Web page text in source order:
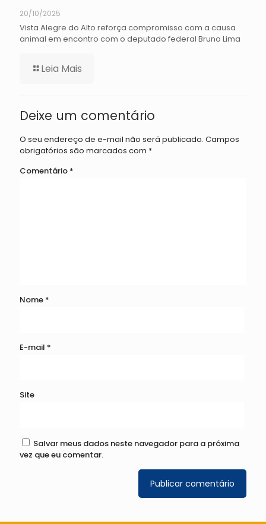
20/10/2025
Vista Alegre do Alto reforça compromisso com a causa
animal em encontro com o deputado federal Bruno Lima
Leia Mais
Deixe um comentário
O seu endereço de e-mail não será publicado. Campos
obrigatórios são marcados com *
Comentário *
Nome *
E-mail *
Site
Salvar meus dados neste navegador para a próxima
vez que eu comentar.